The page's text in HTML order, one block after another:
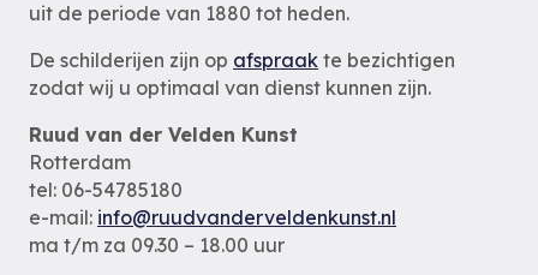
uit de periode van 1880 tot heden.
De schilderijen zijn op afspraak te bezichtigen
zodat wij u optimaal van dienst kunnen zijn.
Ruud van der Velden Kunst
Rotterdam
tel: 06-54785180
e-mail: info@ruudvanderveldenkunst.nl
ma t/m za 09.30 – 18.00 uur